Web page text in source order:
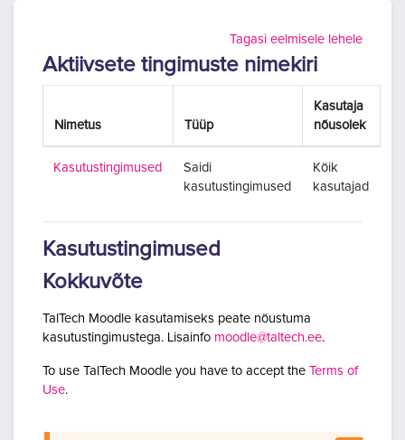
Tagasi eelmisele lehele
Aktiivsete tingimuste nimekiri
Nimetus Tüüp
Kasutaja
nõusolek
Kasutustingimused
Saidi
kasutustingimused
Kõik
kasutajad
Kasutustingimused
Kokkuvõte
TalTech Moodle kasutamiseks peate nõustuma
kasutustingimustega. Lisainfo moodle@taltech.ee.
To use TalTech Moodle you have to accept the Terms of
Use.